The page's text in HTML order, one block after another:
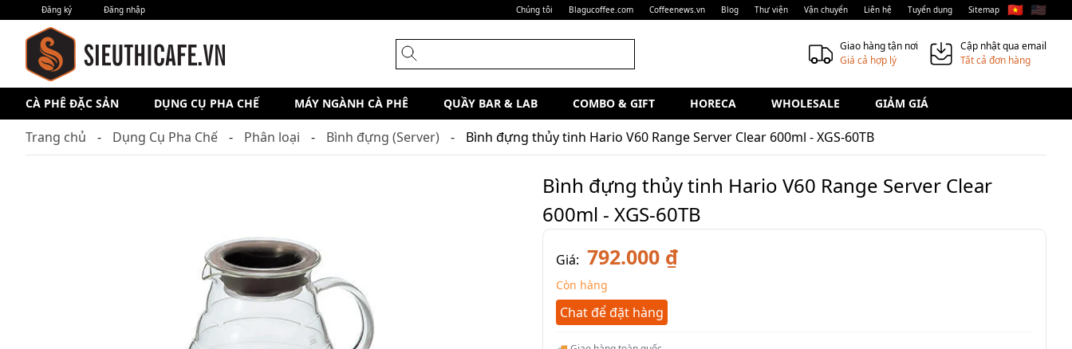
Đăng ký Đăng nhập Chúng tôi Blagucoffee.com Coffeenews.vn Blog Thư viện Vận chuyển Liên hệ Tuyển dụng Sitemap 🇻🇳 🇺🇸
Giao hàng tận nơi
Giá cả hợp lý
Cập nhật qua email
Tất cả đơn hàng
CÀ PHÊ ĐẶC SẢN DỤNG CỤ PHA CHẾ MÁY NGÀNH CÀ PHÊ QUẦY BAR & LAB COMBO & GIFT HORECA WHOLESALE GIẢM GIÁ
Trang chủ Dụng Cụ Pha Chế Phân loại Bình đựng (Server) Bình đựng thủy tinh Hario V60 Range Server Clear 600ml - XGS-60TB
Bình đựng thủy tinh Hario V60 Range Server Clear
600ml - XGS-60TB
Giá: 792.000 ₫
Còn hàng
Chat để đặt hàng